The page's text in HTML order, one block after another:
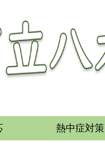
熱中症対策